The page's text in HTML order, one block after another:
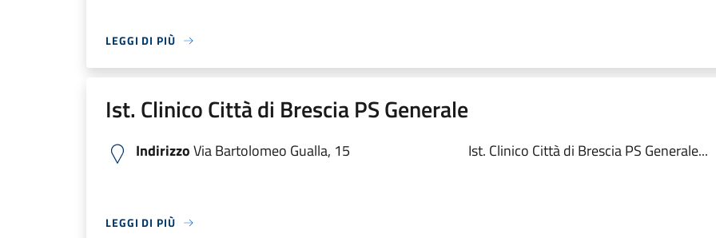
LEGGI DI PIÙ
Ist. Clinico Città di Brescia PS Generale
IndirizzoVia Bartolomeo Gualla, 15 Ist. Clinico Città di Brescia PS Generale...
LEGGI DI PIÙ